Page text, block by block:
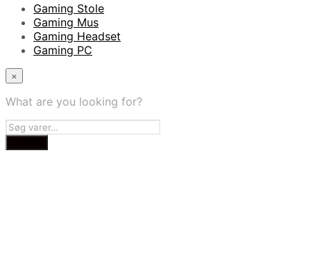
Gaming Stole
Gaming Mus
Gaming Headset
Gaming PC
×
What are you looking for?